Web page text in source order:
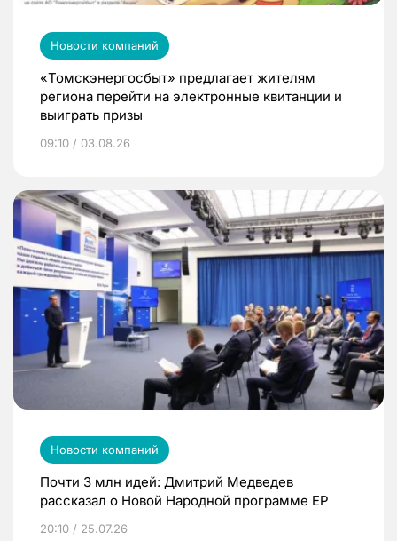
Новости компаний
«Томскэнергосбыт» предлагает жителям
региона перейти на электронные квитанции и
выиграть призы
09:10 / 03.08.26
Новости компаний
Почти 3 млн идей: Дмитрий Медведев
рассказал о Новой Народной программе ЕР
20:10 / 25.07.26